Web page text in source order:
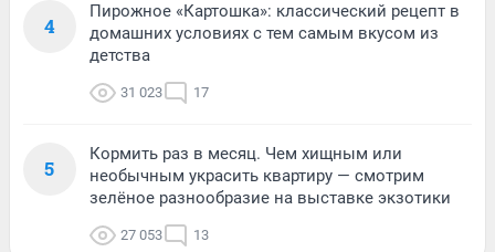
4
Пирожное «Картошка»: классический рецепт в
домашних условиях с тем самым вкусом из
детства
31 023 17
5
Кормить раз в месяц. Чем хищным или
необычным украсить квартиру — смотрим
зелёное разнообразие на выставке экзотики
27 053 13